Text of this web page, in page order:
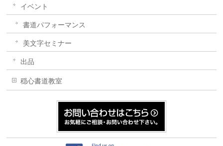
イベント
書道パフォーマンス
美文字セミナー
出品
穏心書道教室